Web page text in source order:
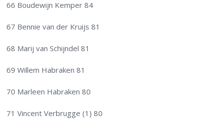
66 Boudewijn Kemper 84
67 Bennie van der Kruijs 81
68 Marij van Schijndel 81
69 Willem Habraken 81
70 Marleen Habraken 80
71 Vincent Verbrugge (1) 80